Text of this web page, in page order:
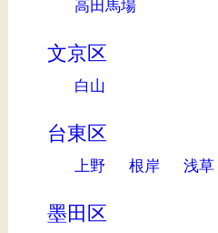
高田馬場
文京区
白山
台東区
上野 根岸 浅草
墨田区